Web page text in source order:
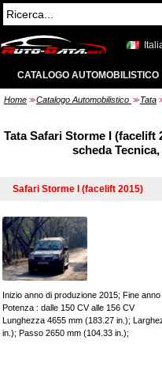
CATALOGO AUTOMOBILISTICO
Home >> Catalogo Automobilistico >> Tata
Tata Safari Storme I (facelift
scheda
Inizio anno di produzione 2015; Fine
Potenza : dalle 150 CV alle 156 CV
Lunghezza 4655 mm (183.27 in.);
in.); Passo 2650 mm (104.33 in.);